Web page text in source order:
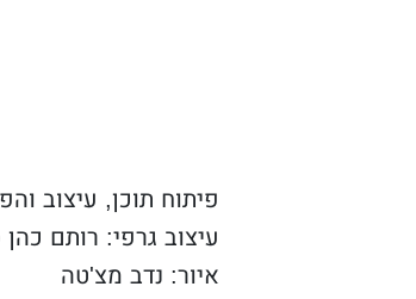
פיתוח תוכן, עיצוב
עיצוב גרפי: רותם כהן
איור: נדב מצ'טה